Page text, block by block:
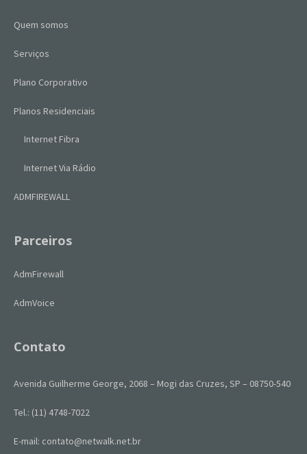
Quem somos
Serviços
Plano Corporativo
Planos Residenciais
Internet Fibra
Internet Via Rádio
ADMFIREWALL
Parceiros
AdmFirewall
AdmVoice
Contato
Avenida Guilherme George, 2068 – Mogi das Cruzes, SP – 08750-540
Tel.: (11) 4748-7022
E-mail: contato@netwalk.net.br